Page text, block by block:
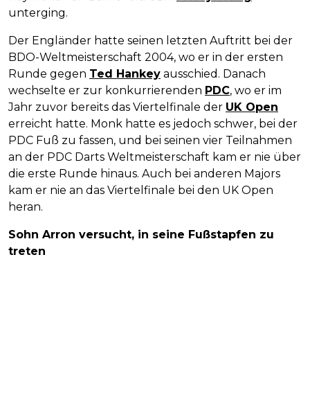
unterging.
Der Engländer hatte seinen letzten Auftritt bei der
BDO-Weltmeisterschaft 2004, wo er in der ersten
Runde gegen Ted Hankey ausschied. Danach
wechselte er zur konkurrierenden PDC, wo er im
Jahr zuvor bereits das Viertelfinale der UK Open
erreicht hatte. Monk hatte es jedoch schwer, bei der
PDC Fuß zu fassen, und bei seinen vier Teilnahmen
an der PDC Darts Weltmeisterschaft kam er nie über
die erste Runde hinaus. Auch bei anderen Majors
kam er nie an das Viertelfinale bei den UK Open
heran.
Sohn Arron versucht, in seine Fußstapfen zu
treten